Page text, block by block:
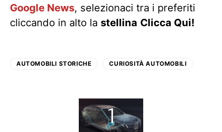
Google News, selezionaci tra i preferiti
cliccando in alto la stellina Clicca Qui!
AUTOMOBILI STORICHE CURIOSITÀ AUTOMOBILI